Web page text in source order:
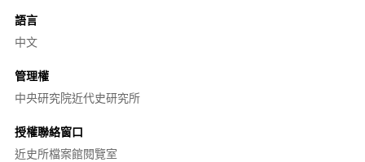
語言
中文
管理權
中央研究院近代史研究所
授權聯絡窗口
近史所檔案館閱覽室